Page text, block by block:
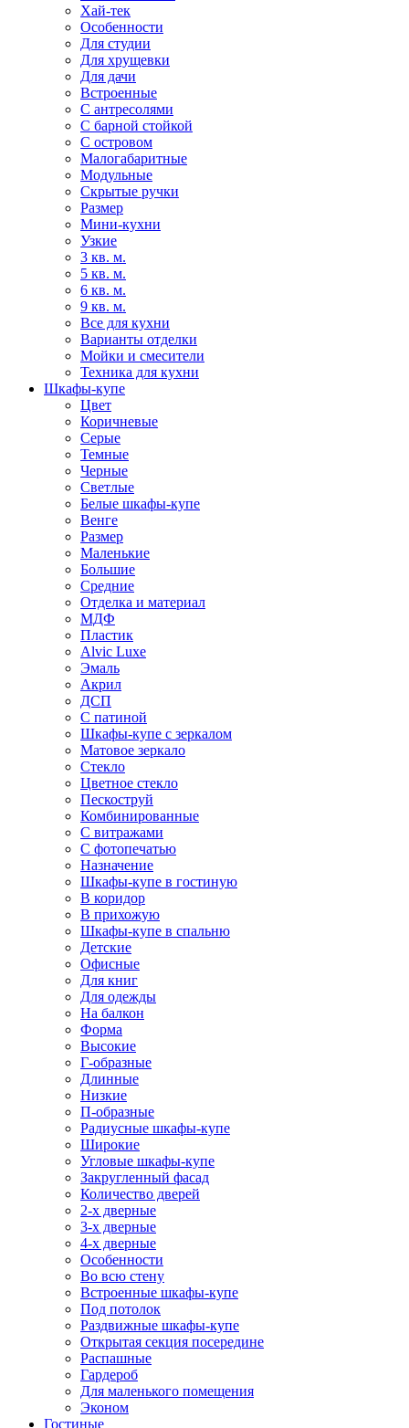
Хай-тек
Особенности
Для студии
Для хрущевки
Для дачи
Встроенные
С антресолями
С барной стойкой
С островом
Малогабаритные
Модульные
Скрытые ручки
Размер
Мини-кухни
Узкие
3 кв. м.
5 кв. м.
6 кв. м.
9 кв. м.
Все для кухни
Варианты отделки
Мойки и смесители
Техника для кухни
Шкафы-купе
Цвет
Коричневые
Серые
Темные
Черные
Светлые
Белые шкафы-купе
Венге
Размер
Маленькие
Большие
Средние
Отделка и материал
МДФ
Пластик
Alvic Luxe
Эмаль
Акрил
ДСП
С патиной
Шкафы-купе с зеркалом
Матовое зеркало
Стекло
Цветное стекло
Пескоструй
Комбинированные
С витражами
С фотопечатью
Назначение
Шкафы-купе в гостиную
В коридор
В прихожую
Шкафы-купе в спальню
Детские
Офисные
Для книг
Для одежды
На балкон
Форма
Высокие
Г-образные
Длинные
Низкие
П-образные
Радиусные шкафы-купе
Широкие
Угловые шкафы-купе
Закругленный фасад
Количество дверей
2-х дверные
3-х дверные
4-х дверные
Особенности
Во всю стену
Встроенные шкафы-купе
Под потолок
Раздвижные шкафы-купе
Открытая секция посередине
Распашные
Гардероб
Для маленького помещения
Эконом
Гостиные